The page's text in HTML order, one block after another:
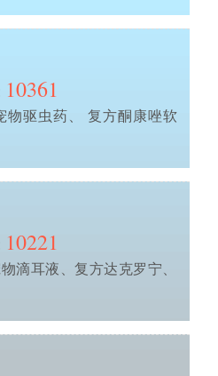
10361
物驱虫药、 复方酮康唑软
10221
滴耳液、复方达克罗宁、